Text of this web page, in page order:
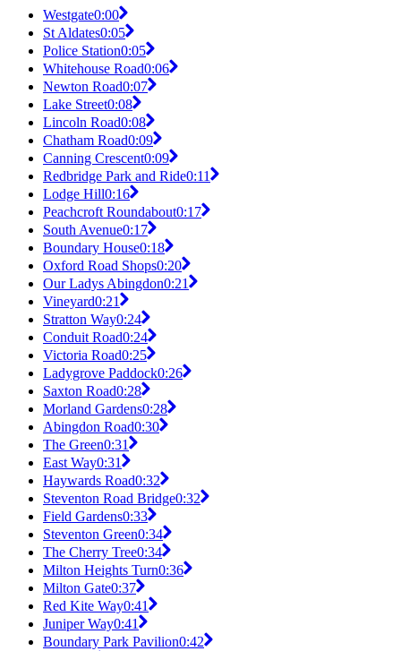
Westgate0:00
St Aldates0:05
Police Station0:05
Whitehouse Road0:06
Newton Road0:07
Lake Street0:08
Lincoln Road0:08
Chatham Road0:09
Canning Crescent0:09
Redbridge Park and Ride0:11
Lodge Hill0:16
Peachcroft Roundabout0:17
South Avenue0:17
Boundary House0:18
Oxford Road Shops0:20
Our Ladys Abingdon0:21
Vineyard0:21
Stratton Way0:24
Conduit Road0:24
Victoria Road0:25
Ladygrove Paddock0:26
Saxton Road0:28
Morland Gardens0:28
Abingdon Road0:30
The Green0:31
East Way0:31
Haywards Road0:32
Steventon Road Bridge0:32
Field Gardens0:33
Steventon Green0:34
The Cherry Tree0:34
Milton Heights Turn0:36
Milton Gate0:37
Red Kite Way0:41
Juniper Way0:41
Boundary Park Pavilion0:42